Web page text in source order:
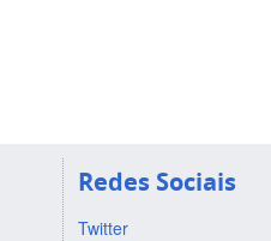
Redes Sociais
Twitter